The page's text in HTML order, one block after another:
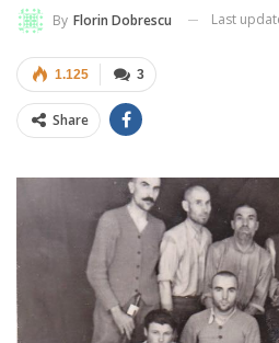
By Florin Dobrescu Last
3
1.125
Share